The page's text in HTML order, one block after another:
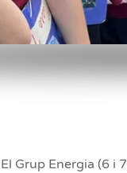
El Grup Energia (6 i